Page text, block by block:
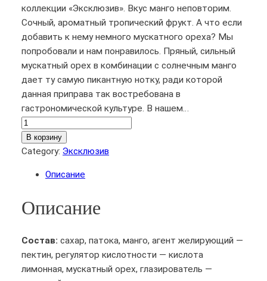
коллекции «Эксклюзив». Вкус манго неповторим.
Сочный, ароматный тропический фрукт. А что если
добавить к нему немного мускатного ореха? Мы
попробовали и нам понравилось. Пряный, сильный
мускатный орех в комбинации с солнечным манго
дает ту самую пикантную нотку, ради которой
данная приправа так востребована в
гастрономической культуре. В нашем…
К
о
л
с
в
В корзину
Category: Эксклюзив
Описание
Описание
Состав: сахар, патока, манго, агент желирующий —
пектин, регулятор кислотности — кислота
лимонная, мускатный орех, глазирователь —